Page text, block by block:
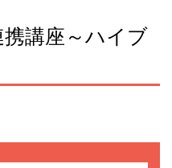
携講座～ハイブ